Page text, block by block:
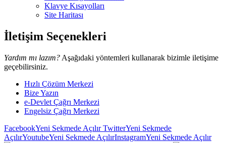
Klavye Kısayolları
Site Haritası
İletişim Seçenekleri
Yardım mı lazım? Aşağıdaki yöntemleri kullanarak bizimle iletişime
geçebilirsiniz.
Hızlı Çözüm Merkezi
Bize Yazın
e-Devlet Çağrı Merkezi
Engelsiz Çağrı Merkezi
FacebookYeni Sekmede AçılırTwitterYeni Sekmede
AçılırYoutubeYeni Sekmede AçılırInstagramYeni Sekmede Açılır